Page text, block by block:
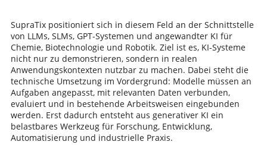
SupraTix positioniert sich in diesem Feld an der Schnittstelle
von LLMs, SLMs, GPT-Systemen und angewandter KI für
Chemie, Biotechnologie und Robotik. Ziel ist es, KI-Systeme
nicht nur zu demonstrieren, sondern in realen
Anwendungskontexten nutzbar zu machen. Dabei steht die
technische Umsetzung im Vordergrund: Modelle müssen an
Aufgaben angepasst, mit relevanten Daten verbunden,
evaluiert und in bestehende Arbeitsweisen eingebunden
werden. Erst dadurch entsteht aus generativer KI ein
belastbares Werkzeug für Forschung, Entwicklung,
Automatisierung und industrielle Praxis.